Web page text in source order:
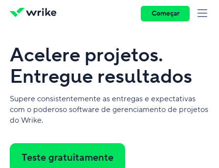
Começar
Acelere projetos.
Entregue resultados
Supere consistentemente as entregas e expectativas
com o poderoso software de gerenciamento de projetos
do Wrike.
Teste gratuitamente